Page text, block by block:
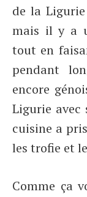
de la
mais il y a
tout en
pendant
encore
Ligurie avec
cuisine a
les trofie et
Comme ça